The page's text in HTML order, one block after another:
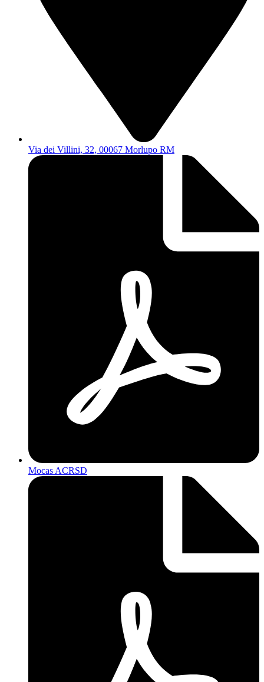
Via dei Villini, 32, 00067 Morlupo RM
Mocas ACRSD